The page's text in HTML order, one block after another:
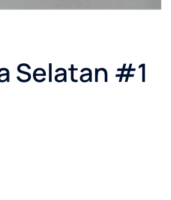
Selatan #1